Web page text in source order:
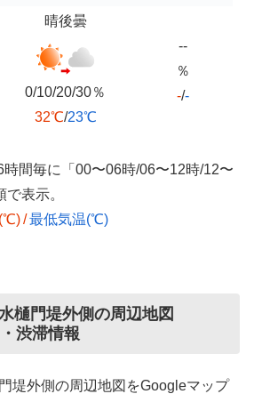
晴後曇
0/10/20/30％
32℃/23℃
--
％
-/-
時間毎に「00〜06時/06〜12時/12〜
表示。
/最低気温(℃)
樋門堤外側の周辺地図
渋滞情報
堤外側の周辺地図をGoogleマップ